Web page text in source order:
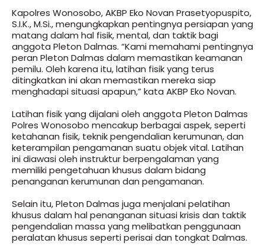
Kapolres Wonosobo, AKBP Eko Novan Prasetyopuspito,
S.I.K., M.Si., mengungkapkan pentingnya persiapan yang
matang dalam hal fisik, mental, dan taktik bagi
anggota Pleton Dalmas. “Kami memahami pentingnya
peran Pleton Dalmas dalam memastikan keamanan
pemilu. Oleh karena itu, latihan fisik yang terus
ditingkatkan ini akan memastikan mereka siap
menghadapi situasi apapun,” kata AKBP Eko Novan.
Latihan fisik yang dijalani oleh anggota Pleton Dalmas
Polres Wonosobo mencakup berbagai aspek, seperti
ketahanan fisik, teknik pengendalian kerumunan, dan
keterampilan pengamanan suatu objek vital. Latihan
ini diawasi oleh instruktur berpengalaman yang
memiliki pengetahuan khusus dalam bidang
penanganan kerumunan dan pengamanan.
Selain itu, Pleton Dalmas juga menjalani pelatihan
khusus dalam hal penanganan situasi krisis dan taktik
pengendalian massa yang melibatkan penggunaan
peralatan khusus seperti perisai dan tongkat Dalmas.